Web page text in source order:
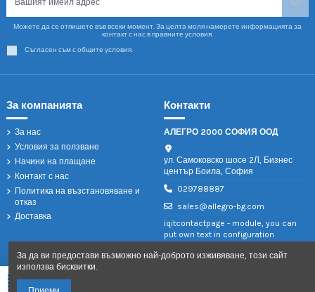
Можете да се отпишете във всеки момент. За целта моля намерете информацията за
контакт с нас в правните условия.
Съгласен съм с общите условия.
За компанията
За нас
Условия за ползване
Начини на плащане
Контакт с нас
Политика на възстановяване и
отказ
Доставка
Контакти
АЛЕГРО 2000 СОФИЯ ООД
ул. Самоковско шосе 2Л, Бизнес
център Боила, София
029788887
sales@allegro-bg.com
iqitcontactpage - module, you can
put own text in configuration
За да ви предостави възможно най-доброто изживяване, този сайт
използва бисквитки.